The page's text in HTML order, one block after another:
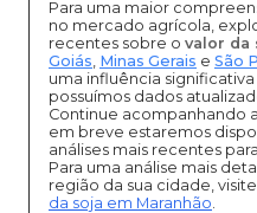
Para uma maior
no mercado agrícola,
recentes sobre o valor da
Goiás, Minas Gerais e São
uma influência
possuímos dados
Continue acompanhando
em breve estaremos
análises mais recentes
Para uma análise mais
região da sua cidade,
da soja em Maranhão.